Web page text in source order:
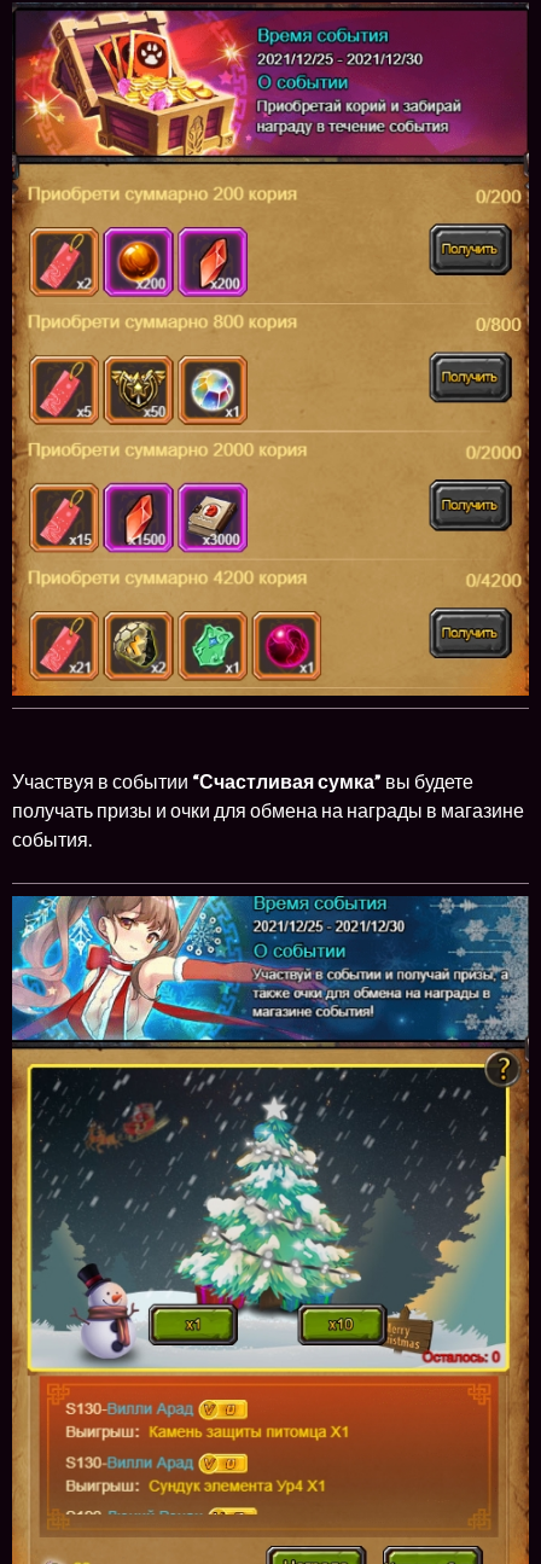
Участвуя в событии “Счастливая сумка” вы будете
получать призы и очки для обмена на награды в магазине
события.